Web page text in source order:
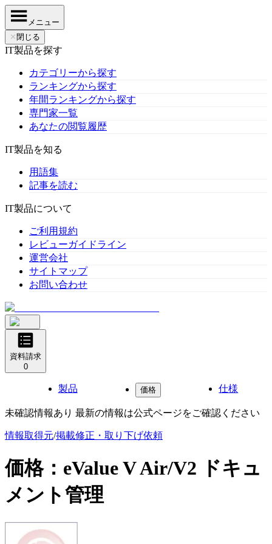
メニュー
✕ 閉じる
IT製品を探す
カテゴリーから探す
ランキングから探す
年間ランキングから探す
専門家一覧
あなたの閲覧履歴
IT製品を知る
用語集
記事を読む
IT製品について
ご利用規約
レビューガイドライン
運営会社
サイトマップ
お問い合わせ
資料請求
0
製品 価格 仕様
未確認情報あり 最新の情報は公式ページをご確認ください
情報取得元/掲載修正・取り下げ依頼
価格： eValue V Air/V2 ドキュ
メント管理